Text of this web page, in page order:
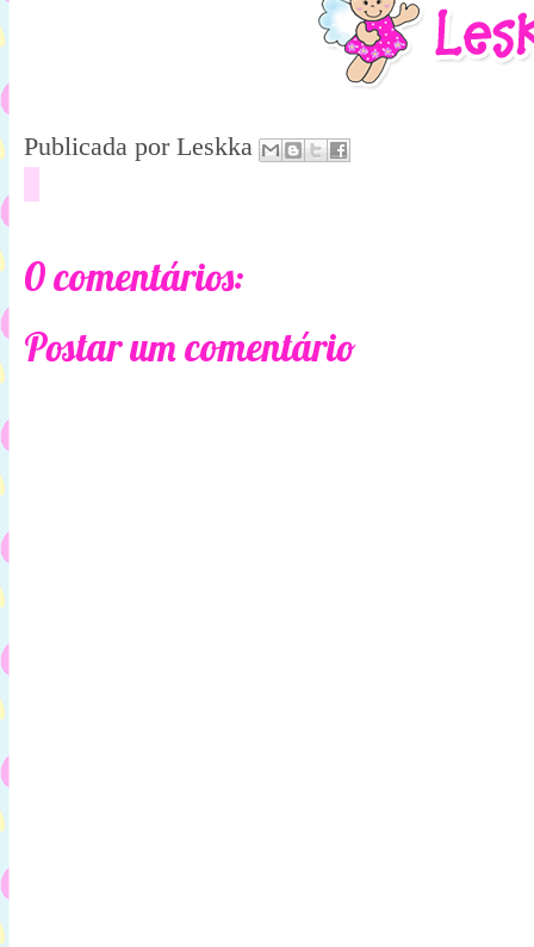
Publicada por Leskka
0 comentários:
Postar um comentário